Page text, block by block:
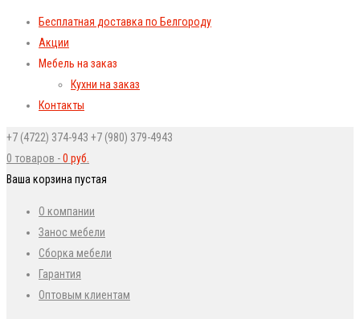
Бесплатная доставка по Белгороду
Акции
Мебель на заказ
Кухни на заказ
Контакты
+7 (4722) 374-943 +7 (980) 379-4943
0 товаров -0 руб.
Ваша корзина пустая
О компании
Занос мебели
Сборка мебели
Гарантия
Оптовым клиентам